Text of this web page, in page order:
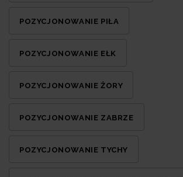
POZYCJONOWANIE PIŁA
POZYCJONOWANIE EŁK
POZYCJONOWANIE ŻORY
POZYCJONOWANIE ZABRZE
POZYCJONOWANIE TYCHY